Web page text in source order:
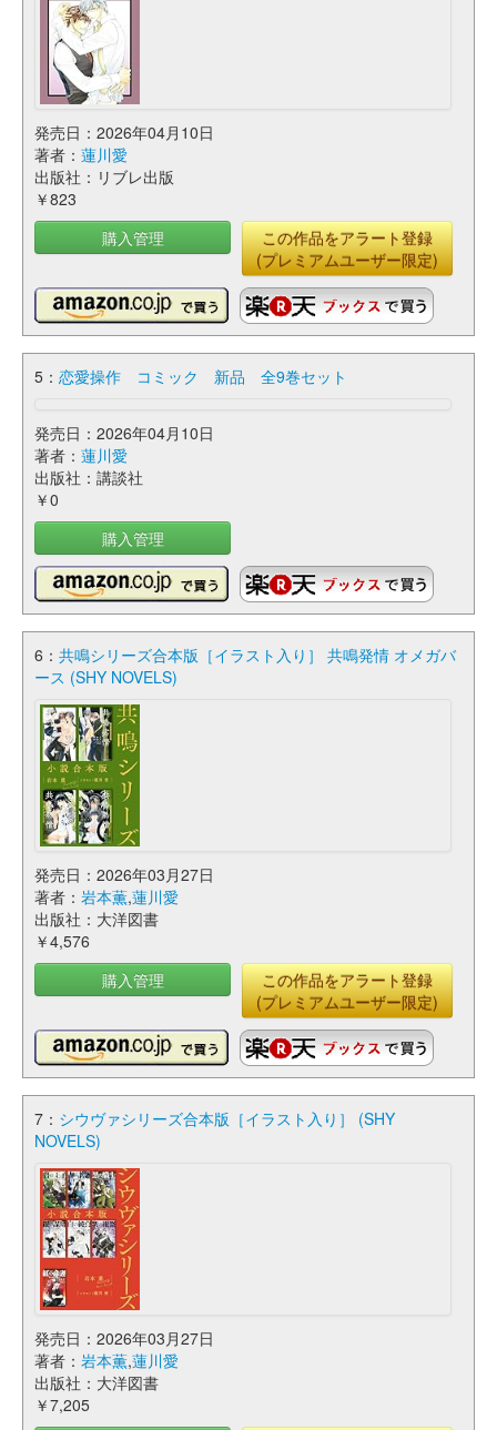
発売日：2026年04月10日
著者： 蓮川愛
出版社：リブレ出版
￥823
購入管理
この作品をアラート登録
(プレミアムユーザー限定)
5： 恋愛操作 コミック 新品 全9巻セット
発売日：2026年04月10日
著者： 蓮川愛
出版社：講談社
￥0
購入管理
6： 共鳴シリーズ合本版［イラスト入り］ 共鳴発情 オメガバ
ース (SHY NOVELS)
発売日：2026年03月27日
著者： 岩本薫,蓮川愛
出版社：大洋図書
￥4,576
購入管理
この作品をアラート登録
(プレミアムユーザー限定)
7： シウヴァシリーズ合本版［イラスト入り］ (SHY
NOVELS)
発売日：2026年03月27日
著者： 岩本薫,蓮川愛
出版社：大洋図書
￥7,205